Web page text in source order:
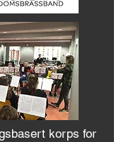
korps for